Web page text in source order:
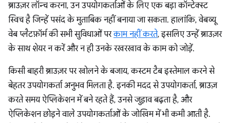
ब्राउज़र लॉन्च करना, उन उपयोगकर्ताओं के लिए एक बड़ा कॉन्टेक्स्ट
स्विच है जिन्हें पसंद के मुताबिक नहीं बनाया जा सकता. हालांकि, वेबव्यू
वेब प्लैटफ़ॉर्म की सभी सुविधाओं परकाम नहीं करते, इसलिए उन्हें ब्राउज़र
के साथ शेयर न करें और न ही उनके रखरखाव के काम को जोड़ें.
किसी बाहरी ब्राउज़र पर खोलने के बजाय, कस्टम टैब इस्तेमाल करने से
बेहतर उपयोगकर्ता अनुभव मिलता है. इनकी मदद से उपयोगकर्ता, ब्राउज़
करते समय ऐप्लिकेशन में बने रहते हैं, उनसे जुड़ाव बढ़ता है, और
ऐप्लिकेशन छोड़ने वाले उपयोगकर्ताओं के जोखिम में भी कमी आती है.